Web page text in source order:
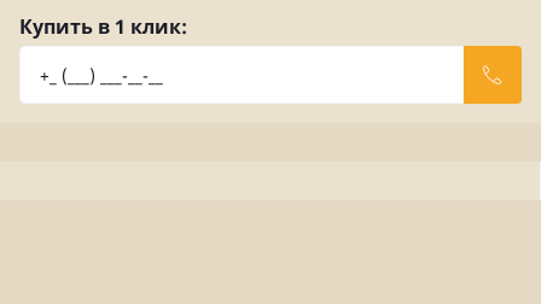
Купить в 1 клик: